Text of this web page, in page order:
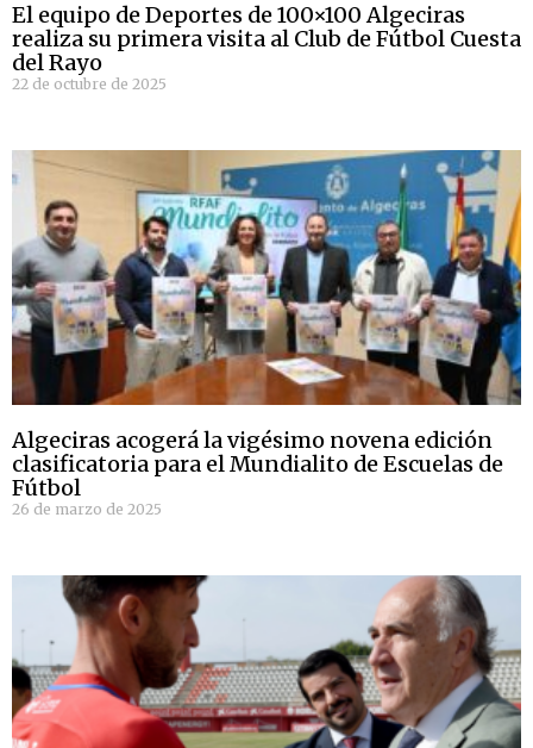
El equipo de Deportes de 100×100 Algeciras
realiza su primera visita al Club de Fútbol Cuesta
del Rayo
22 de octubre de 2025
Algeciras acogerá la vigésimo novena edición
clasificatoria para el Mundialito de Escuelas de
Fútbol
26 de marzo de 2025